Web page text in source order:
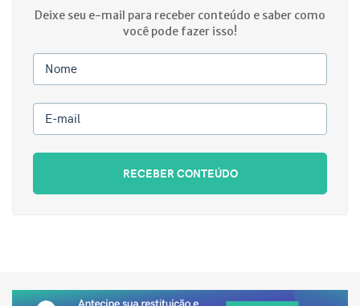
Deixe seu e-mail para receber conteúdo e saber como
você pode fazer isso!
Nome
E-mail
RECEBER CONTEÚDO